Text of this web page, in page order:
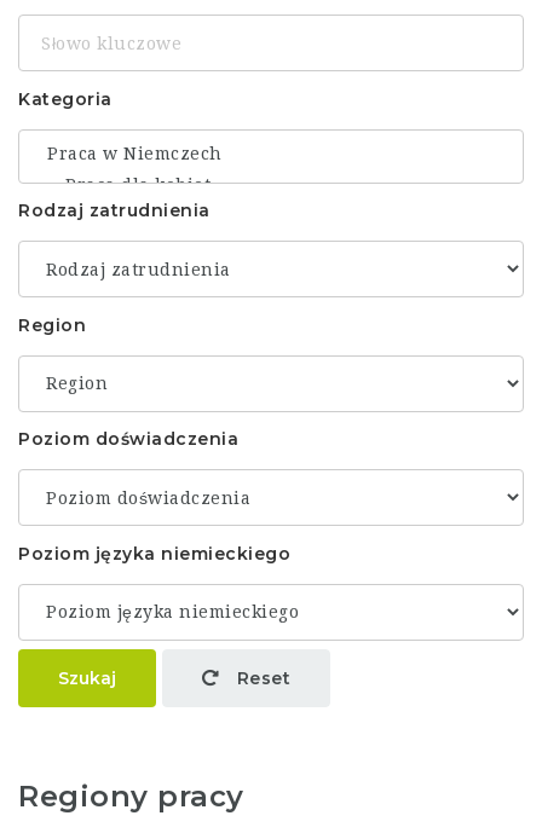
Słowo
kluczowe
Kategoria
Rodzaj zatrudnienia
Region
Poziom doświadczenia
Poziom języka niemieckiego
Szukaj Reset
Regiony pracy